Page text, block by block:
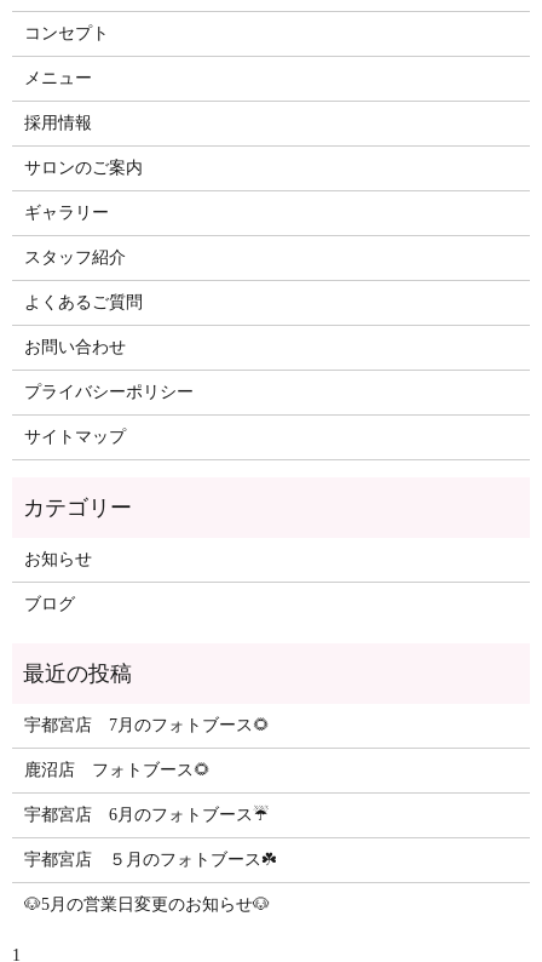
コンセプト
メニュー
採用情報
サロンのご案内
ギャラリー
スタッフ紹介
よくあるご質問
お問い合わせ
プライバシーポリシー
サイトマップ
カテゴリー
お知らせ
ブログ
最近の投稿
宇都宮店 7月のフォトブース🌻
鹿沼店 フォトブース🌻
宇都宮店 6月のフォトブース☔️
宇都宮店 ５月のフォトブース☘️
🐶5月の営業日変更のお知らせ🐶
1